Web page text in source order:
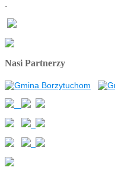
-
Nasi Partnerzy